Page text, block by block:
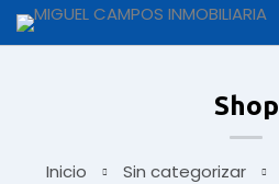
Shop
Inicio Sin categorizar